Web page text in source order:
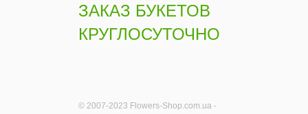
Купить
ЗАКАЗ БУКЕТОВ
КРУГЛОСУТОЧНО
© 2007-2023 Flowers-Shop.com.ua -